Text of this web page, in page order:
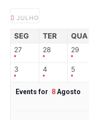
JULHO
SEG TER QUA
27 28 29
3 4 5
Events for 8Agosto